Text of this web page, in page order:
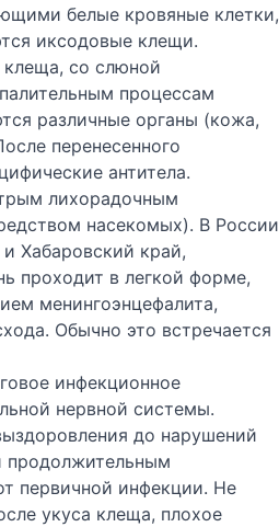
белые кровяные клетки,
иксодовые клещи.
со слюной
процессам
различные органы (кожа,
перенесенного
антитела.
лихорадочным
насекомых). В России
Хабаровский край,
проходит в легкой форме,
менингоэнцефалита,
Обычно это встречается
инфекционное
нервной системы.
до нарушений
продолжительным
первичной инфекции. Не
укуса клеща, плохое